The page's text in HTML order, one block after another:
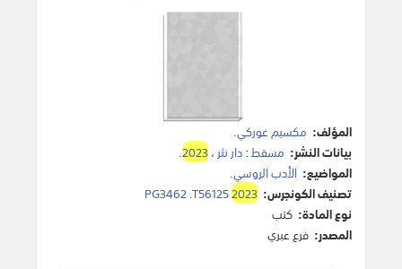
المؤلف: مكسيم غوركي.
بيانات النشر: مسقط:دار نثر ،2023
.
المواضيع: الأدب الروسي.
تصنيف الكونجرس:
PG3462 .T561252023
نوع المادة: كتب
المصدر: فرع عبري